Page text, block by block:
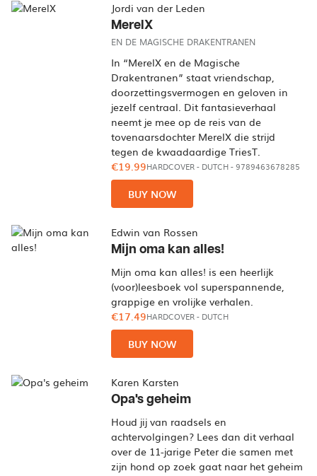
Jordi van der Leden
MerelX
EN DE MAGISCHE DRAKENTRANEN
In “MerelX en de Magische
Drakentranen” staat vriendschap,
doorzettingsvermogen en geloven in
jezelf centraal. Dit fantasieverhaal
neemt je mee op de reis van de
tovenaarsdochter MerelX die strijd
tegen de kwaadaardige TriesT.
€19.99HARDCOVER- DUTCH- 9789463678285
BUY NOW
Edwin van Rossen
Mijn oma kan alles!
Mijn oma kan alles! is een heerlijk
(voor)leesboek vol superspannende,
grappige en vrolijke verhalen.
€17.49HARDCOVER- DUTCH
BUY NOW
Karen Karsten
Opa's geheim
Houd jij van raadsels en
achtervolgingen? Lees dan dit verhaal
over de 11-jarige Peter die samen met
zijn hond op zoek gaat naar het geheim